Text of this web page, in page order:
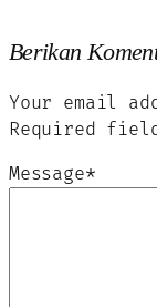
Berikan
Your email
Required
Message*